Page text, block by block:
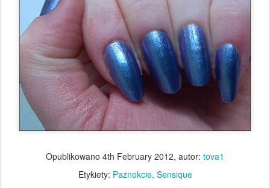
Opublikowano 4th February 2012, autor: tova1
Etykiety: Paznokcie Sensique